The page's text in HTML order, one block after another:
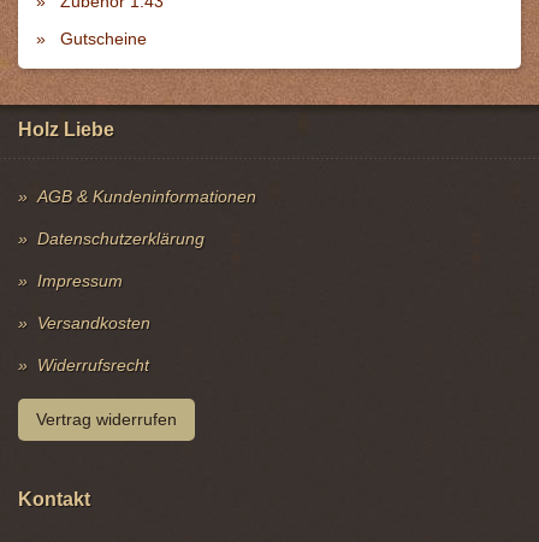
Gutscheine
Holz Liebe
AGB & Kundeninformationen
Datenschutzerklärung
Impressum
Versandkosten
Widerrufsrecht
Vertrag widerrufen
Kontakt